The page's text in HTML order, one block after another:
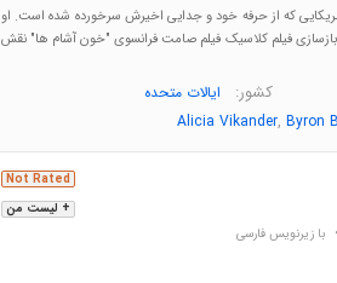
که از حرفه خود و جدایی اخیرش سرخورده شده است. او
بازسازی فیلم کلاسیک فیلم صامت فرانسوی "خون آشام ها" نقش
کشور: ایالات متحده
Alicia Vikander, Byron
+ لیست من
Not Rated
با زیرنویس فارسی